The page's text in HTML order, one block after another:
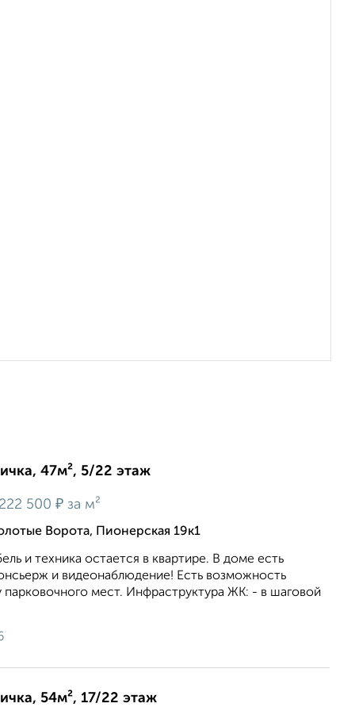
47м², 5/22 этаж
500 ₽ за м²
Ворота, Пионерская 19к1
и техника остается в квартире. В доме есть
и видеонаблюдение! Есть возможность
мест. Инфраструктура ЖК: - в шаговой
54м², 17/22 этаж